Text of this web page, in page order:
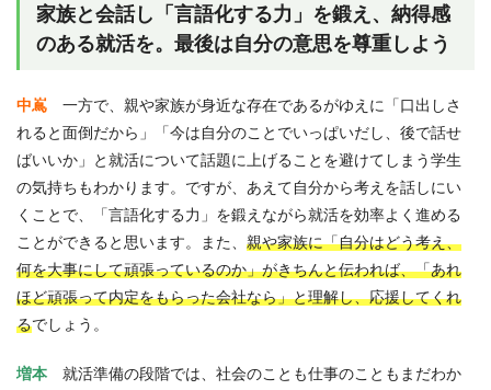
家族と会話し「言語化する力」を鍛え、納得感
のある就活を。最後は自分の意思を尊重しよう
中嶌 一方で、親や家族が身近な存在であるがゆえに「口出しさ
れると面倒だから」「今は自分のことでいっぱいだし、後で話せ
ばいいか」と就活について話題に上げることを避けてしまう学生
の気持ちもわかります。ですが、あえて自分から考えを話しにい
くことで、「言語化する力」を鍛えながら就活を効率よく進める
ことができると思います。また、 親や家族に「自分はどう考え、
何を大事にして頑張っているのか」がきちんと伝われば、「あれ
ほど頑張って内定をもらった会社なら」と理解し、応援してくれ
るでしょう。
増本 就活準備の段階では、社会のことも仕事のこともまだわか